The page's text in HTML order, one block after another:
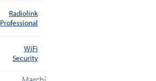
Radiolink
Professional
WiFi
Security